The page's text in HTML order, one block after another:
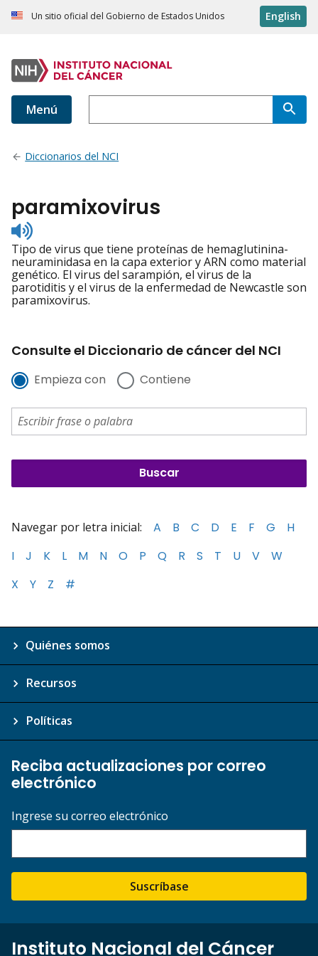
Un sitio oficial del Gobierno de Estados Unidos English
Menú
Diccionarios del NCI
paramixovirus
Listen
to
pronunciation
Tipo de virus que tiene proteínas de hemaglutinina-
neuraminidasa en la capa exterior y ARN como material
genético. El virus del sarampión, el virus de la
parotiditis y el virus de la enfermedad de Newcastle son
paramixovirus.
Consulte el Diccionario de cáncer del NCI
Empieza con Contiene
Navegar por letra inicial: A B C D E F G
H
I
J K L M N O P Q R S T U V
W
X
Y Z #
Quiénes somos
Recursos
Políticas
Reciba actualizaciones por correo
electrónico
Ingrese su correo electrónico
Suscríbase
Instituto Nacional del Cáncer